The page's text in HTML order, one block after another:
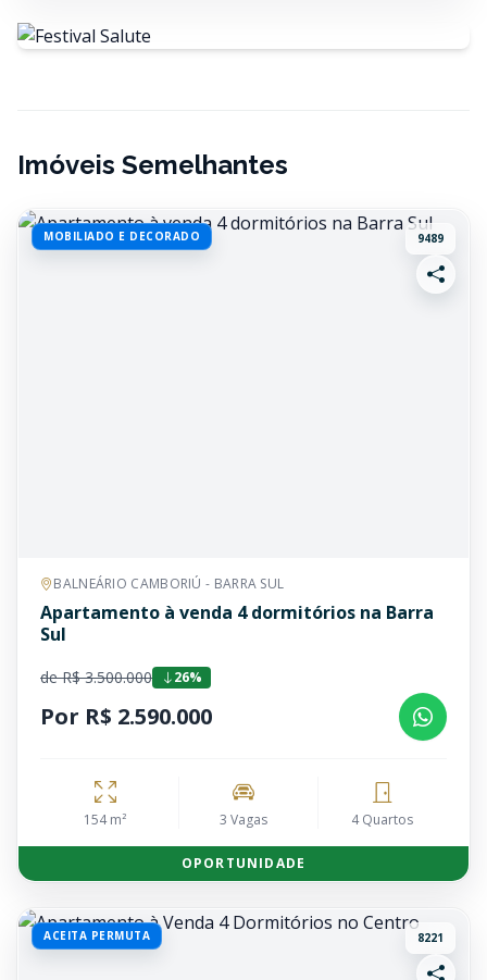
Imóveis Semelhantes
MOBILIADO E DECORADO 9489
BALNEÁRIO CAMBORIÚ - BARRA SUL
Apartamento à venda 4 dormitórios na Barra
Sul
de R$ 3.500.000 26%
Por R$ 2.590.000
154 m² 3 Vagas 4 Quartos
OPORTUNIDADE
ACEITA PERMUTA 8221